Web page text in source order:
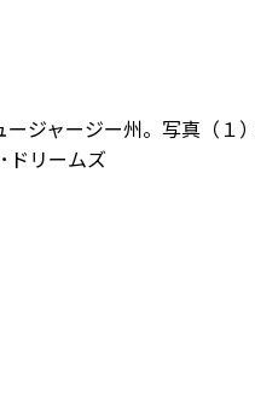
ジャージー州。写真（１
ドリームズ